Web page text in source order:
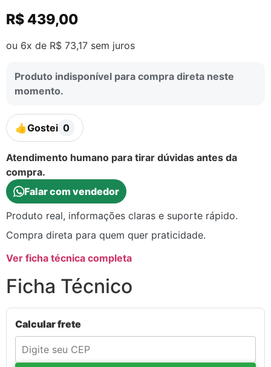
R$ 439,00
ou 6x de R$ 73,17 sem juros
Produto indisponível para compra direta neste
momento.
👍Gostei 0
Atendimento humano para tirar dúvidas antes da
compra.
Falar com vendedor
Produto real, informações claras e suporte rápido.
Compra direta para quem quer praticidade.
Ver ficha técnica completa
Ficha Técnico
Calcular frete